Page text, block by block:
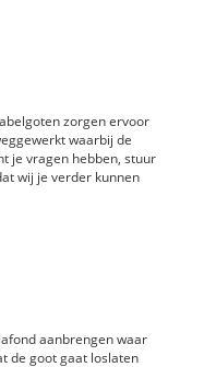
zorgen ervoor
waarbij de
je vragen hebben, stuur
wij je verder kunnen
aanbrengen waar
de goot gaat loslaten